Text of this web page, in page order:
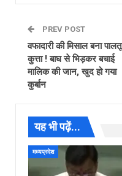
PREV POST
वफादारी की मिसाल बना पालतू
कुत्ता ! बाघ से भिड़कर बचाई
मालिक की जान, खुद हो गया
कुर्बान
यह भी पढ़ें...
मध्यप्रदेश